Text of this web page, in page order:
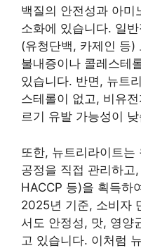
백질의 안전성과 아미
소화에 있습니다. 일
(유청단백, 카제인 등)
불내증이나 콜레스테
있습니다. 반면, 뉴트
스테롤이 없고, 비유
르기 유발 가능성이
또한, 뉴트리라이트는
공정을 직접 관리하고
HACCP 등)을 획득하
2025년 기준, 소비자
서도 안정성, 맛, 영양
고 있습니다. 이처럼